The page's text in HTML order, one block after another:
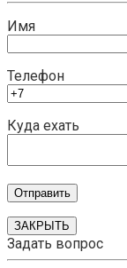
Имя
Телефон
Куда ехать
ЗАКРЫТЬ
Задать вопрос